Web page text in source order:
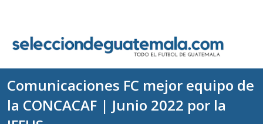
Comunicaciones FC mejor equipo de
la CONCACAF | Junio 2022 por la